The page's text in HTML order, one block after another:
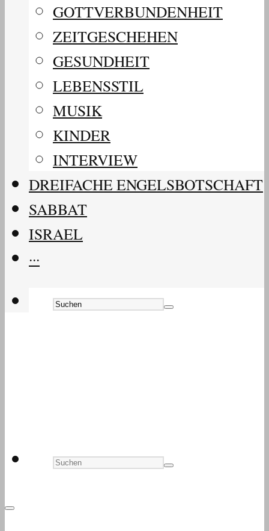
GOTTVERBUNDENHEIT
ZEITGESCHEHEN
GESUNDHEIT
LEBENSSTIL
MUSIK
KINDER
INTERVIEW
DREIFACHE ENGELSBOTSCHAFT
SABBAT
ISRAEL
···